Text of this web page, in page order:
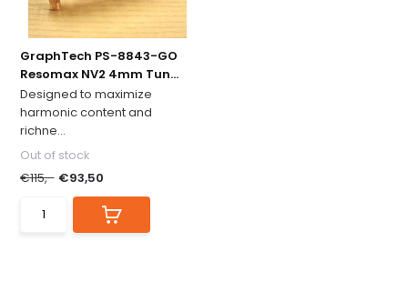
GraphTech PS-8843-GO
Resomax NV2 4mm Tun...
Designed to maximize
harmonic content and
richne...
Out of stock
€115,- €93,50